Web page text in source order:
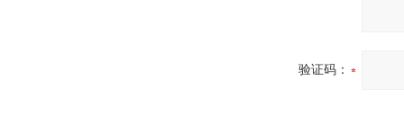
验证码：